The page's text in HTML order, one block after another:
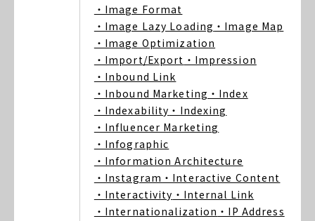
・Image Format
・Image Lazy Loading ・Image Map
・Image Optimization
・Import/Export ・Impression
・Inbound Link
・Inbound Marketing ・Index
・Indexability ・Indexing
・Influencer Marketing
・Infographic
・Information Architecture
・Instagram ・Interactive Content
・Interactivity ・Internal Link
・Internationalization ・IP Address